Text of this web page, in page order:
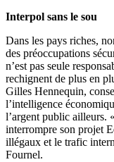
Interpol sans le sou
Dans les pays riches,
des préoccupations
n’est pas seule
rechignent de plus en
Gilles Hennequin,
l’intelligence
l’argent public ailleurs.
interrompre son projet
illégaux et le trafic
Fournel.